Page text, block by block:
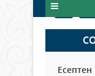
Есептен